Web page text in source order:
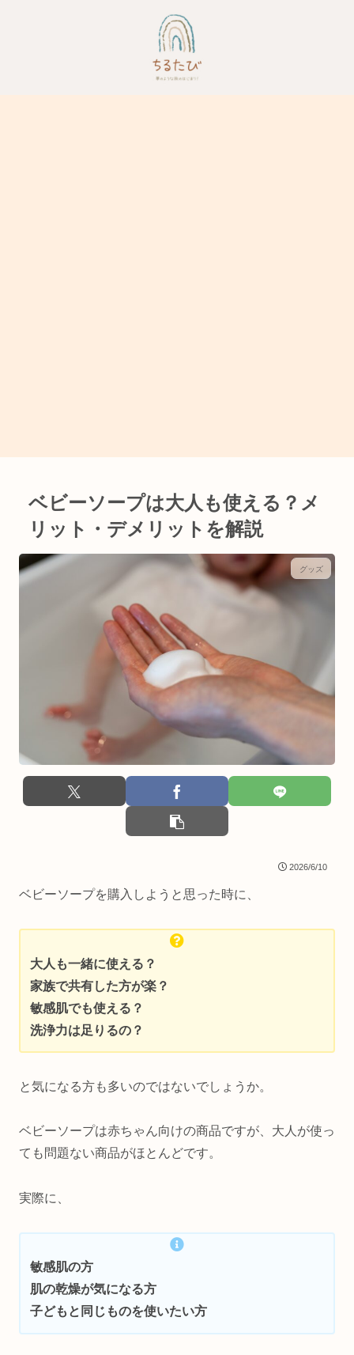
ベビーソープは大人も使える？メ
リット・デメリットを解説
グッズ
2026/6/10
ベビーソープを購入しようと思った時に、
大人も一緒に使える？
家族で共有した方が楽？
敏感肌でも使える？
洗浄力は足りるの？
と気になる方も多いのではないでしょうか。
ベビーソープは赤ちゃん向けの商品ですが、大人が使っ
ても問題ない商品がほとんどです。
実際に、
敏感肌の方
肌の乾燥が気になる方
子どもと同じものを使いたい方